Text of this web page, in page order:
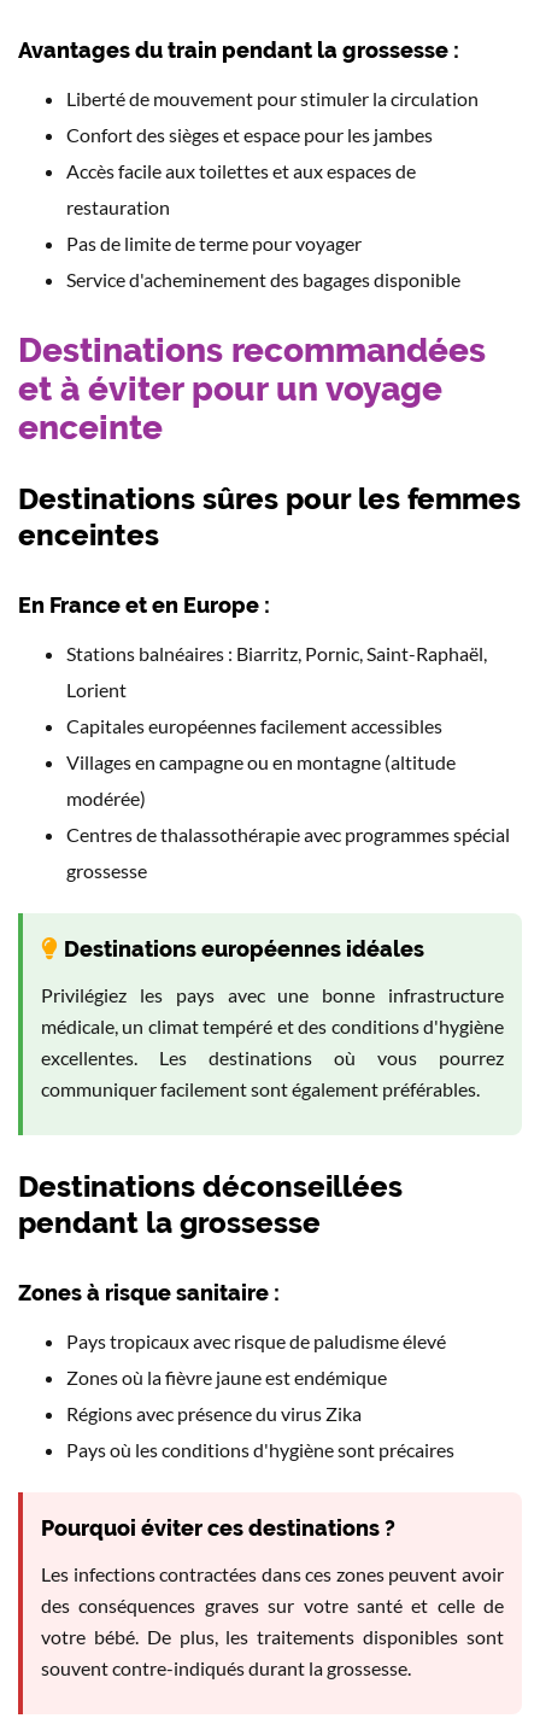
Avantages du train pendant la grossesse :
Liberté de mouvement pour stimuler la circulation
Confort des sièges et espace pour les jambes
Accès facile aux toilettes et aux espaces de
restauration
Pas de limite de terme pour voyager
Service d'acheminement des bagages disponible
Destinations recommandées
et à éviter pour un voyage
enceinte
Destinations sûres pour les femmes
enceintes
En France et en Europe :
Stations balnéaires : Biarritz, Pornic, Saint-Raphaël,
Lorient
Capitales européennes facilement accessibles
Villages en campagne ou en montagne (altitude
modérée)
Centres de thalassothérapie avec programmes spécial
grossesse
Destinations européennes idéales
Privilégiez les pays avec une bonne infrastructure
médicale, un climat tempéré et des conditions d'hygiène
excellentes. Les destinations où vous pourrez
communiquer facilement sont également préférables.
Destinations déconseillées
pendant la grossesse
Zones à risque sanitaire :
Pays tropicaux avec risque de paludisme élevé
Zones où la fièvre jaune est endémique
Régions avec présence du virus Zika
Pays où les conditions d'hygiène sont précaires
Pourquoi éviter ces destinations ?
Les infections contractées dans ces zones peuvent avoir
des conséquences graves sur votre santé et celle de
votre bébé. De plus, les traitements disponibles sont
souvent contre-indiqués durant la grossesse.